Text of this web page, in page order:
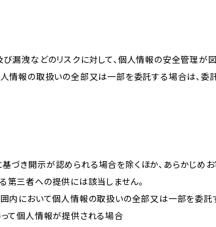
び漏洩などのリスクに対して、個人情報の安全管理が
人情報の取扱いの全部又は一部を委託する場合は、
づき開示が認められる場合を除くほか、あらかじめ
第三者への提供には該当しません。
囲内において個人情報の取扱いの全部又は一部を委
って個人情報が提供される場合